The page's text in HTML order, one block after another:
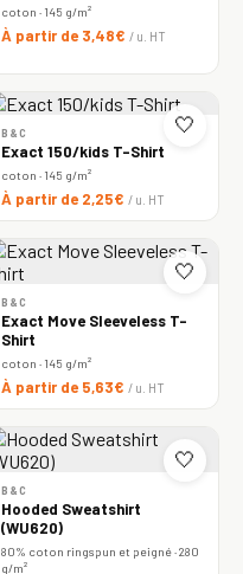
coton · 145 g/m²
À partir de 3,48€ / u. HT
🤍
B&C
Exact 150/kids T-Shirt
coton · 145 g/m²
À partir de 2,25€ / u. HT
🤍
B&C
Exact Move Sleeveless T-
Shirt
coton · 145 g/m²
À partir de 5,63€ / u. HT
🤍
B&C
Hooded Sweatshirt
(WU620)
80% coton ringspun et peigné · 280
g/m²